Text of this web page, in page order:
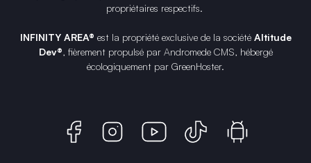
propriétaires respectifs.
INFINITY AREA® est la propriété exclusive de la société Altitude
Dev®, fièrement propulsé par Andromede CMS, hébergé
écologiquement par GreenHoster.